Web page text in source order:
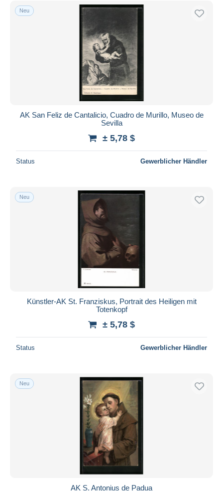
Neu
AK San Feliz de Cantalicio, Cuadro de Murillo, Museo de
Sevilla
± 5,78 $
Status Gewerblicher Händler
Neu
Künstler-AK St. Franziskus, Portrait des Heiligen mit
Totenkopf
± 5,78 $
Status Gewerblicher Händler
Neu
AK S. Antonius de Padua